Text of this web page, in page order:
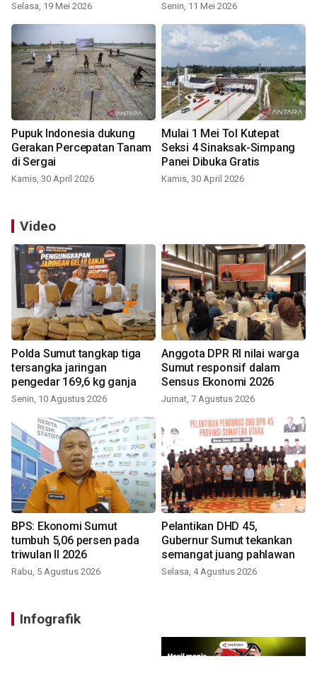
Selasa, 19 Mei 2026 Senin, 11 Mei 2026
Pupuk Indonesia dukung
Gerakan Percepatan Tanam
di Sergai
Kamis, 30 April 2026
Mulai 1 Mei Tol Kutepat
Seksi 4 Sinaksak-Simpang
Panei Dibuka Gratis
Kamis, 30 April 2026
Video
Polda Sumut tangkap tiga
tersangka jaringan
pengedar 169,6 kg ganja
Senin, 10 Agustus 2026
Anggota DPR RI nilai warga
Sumut responsif dalam
Sensus Ekonomi 2026
Jumat, 7 Agustus 2026
BPS: Ekonomi Sumut
tumbuh 5,06 persen pada
triwulan II 2026
Rabu, 5 Agustus 2026
Pelantikan DHD 45,
Gubernur Sumut tekankan
semangat juang pahlawan
Selasa, 4 Agustus 2026
Infografik